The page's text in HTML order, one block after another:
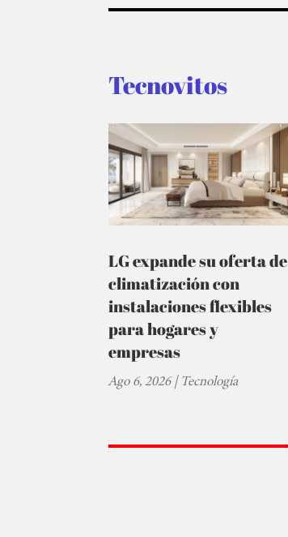
Tecnovitos
LG expande su oferta de
climatización con
instalaciones flexibles
para hogares y
empresas
Ago 6, 2026|Tecnología